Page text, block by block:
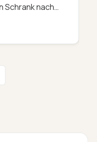
Schrank nach
mulmiges
Mut und
waren immer